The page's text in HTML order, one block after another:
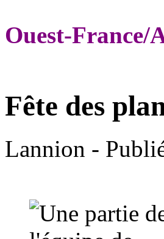
Ouest-France/
Fête des
Lannion -